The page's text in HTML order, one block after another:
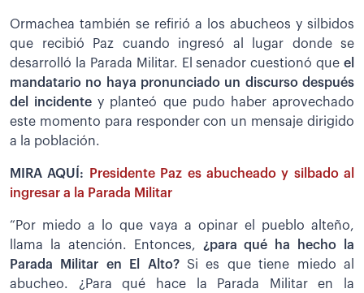
Ormachea también se refirió a los abucheos y silbidos
que recibió Paz cuando ingresó al lugar donde se
desarrolló la Parada Militar. El senador cuestionó que el
mandatario no haya pronunciado un discurso después
del incidentey planteó que pudo haber aprovechado
este momento para responder con un mensaje dirigido
a la población.
MIRA AQUÍ:
Presidente Paz es abucheado y silbado al
ingresar a la Parada Militar
“Por miedo a lo que vaya a opinar el pueblo alteño,
llama la atención. Entonces, ¿para qué ha hecho la
Parada Militar en El Alto? Si es que tiene miedo al
abucheo. ¿Para qué hace la Parada Militar en la